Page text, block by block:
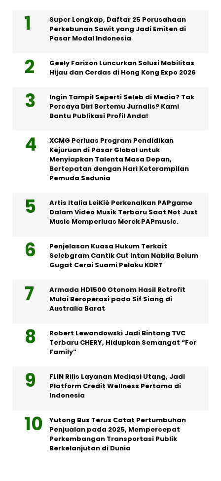
Super Lengkap, Daftar 25 Perusahaan
Perkebunan Sawit yang Jadi Emiten di
Pasar Modal Indonesia
Geely Farizon Luncurkan Solusi Mobilitas
Hijau dan Cerdas di Hong Kong Expo 2026
Ingin Tampil Seperti Seleb di Media? Tak
Percaya Diri Bertemu Jurnalis? Kami
Bantu Publikasi Profil Anda!
XCMG Perluas Program Pendidikan
Kejuruan di Pasar Global untuk
Menyiapkan Talenta Masa Depan,
Bertepatan dengan Hari Keterampilan
Pemuda Sedunia
Artis Italia LeiKiè Perkenalkan PAPgame
Dalam Video Musik Terbaru Saat Not Just
Music Memperluas Merek PAPmusic.
Penjelasan Kuasa Hukum Terkait
Selebgram Cantik Cut Intan Nabila Belum
Gugat Cerai Suami Pelaku KDRT
Armada HD1500 Otonom Hasil Retrofit
Mulai Beroperasi pada Sif Siang di
Australia Barat
Robert Lewandowski Jadi Bintang TVC
Terbaru CHERY, Hidupkan Semangat “For
Family”
FLIN Rilis Layanan Mediasi Utang, Jadi
Platform Credit Wellness Pertama di
Indonesia
Yutong Bus Terus Catat Pertumbuhan
Penjualan pada 2025, Mempercepat
Perkembangan Transportasi Publik
Berkelanjutan di Dunia